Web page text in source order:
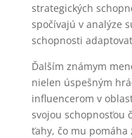
strategických
spočívajú v analýze
schopnosti
Ďalším známym
nielen úspešným
influencerom v
svojou schopnosťou
ťahy, čo mu pomáha